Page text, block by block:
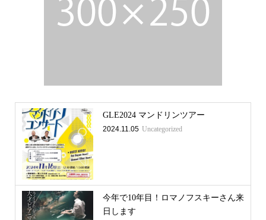
GLE2024 マンドリンツアー
2024.11.05 Uncategorized
今年で10年目！ロマノフスキーさん来
日します